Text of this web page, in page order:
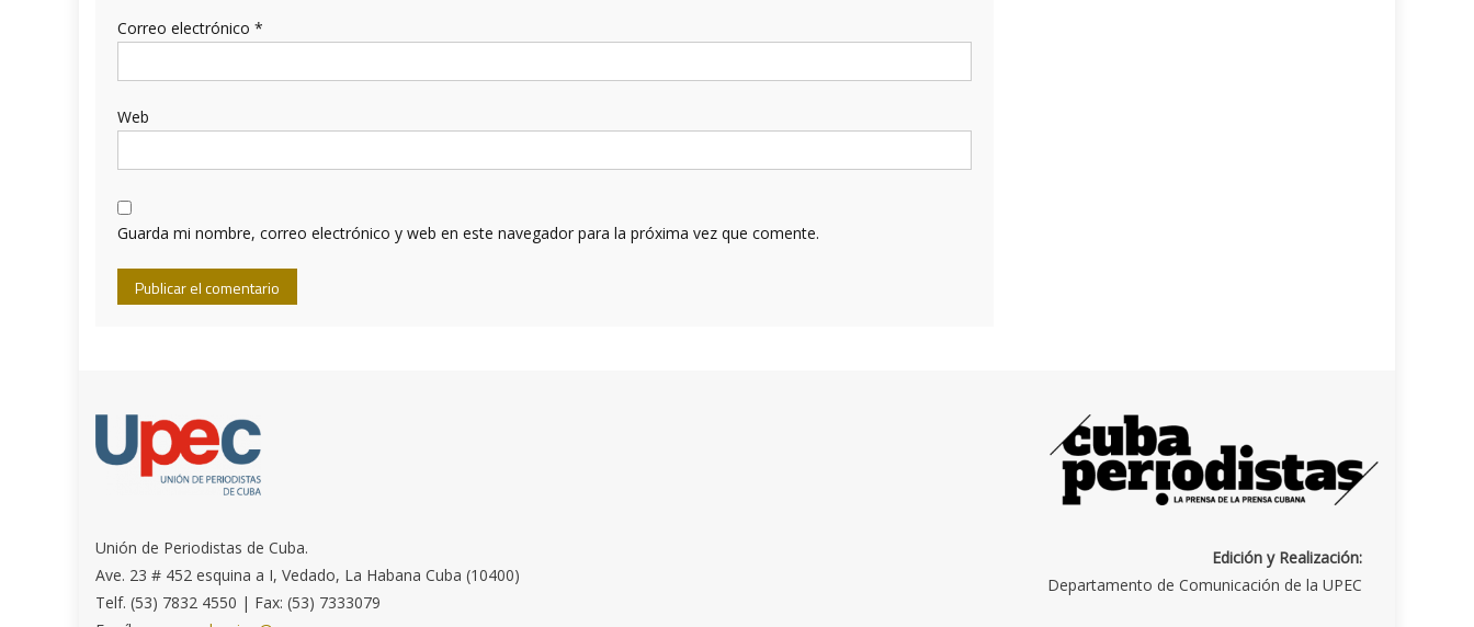
Correo electrónico *
Web
Guarda mi nombre, correo electrónico y web en este navegador para la próxima vez que comente.
Unión de Periodistas de Cuba.
Ave. 23 # 452 esquina a I, Vedado, La Habana Cuba (10400)
Telf. (53) 7832 4550 | Fax: (53) 7333079
Edición y Realización:
Departamento de Comunicación de la UPEC